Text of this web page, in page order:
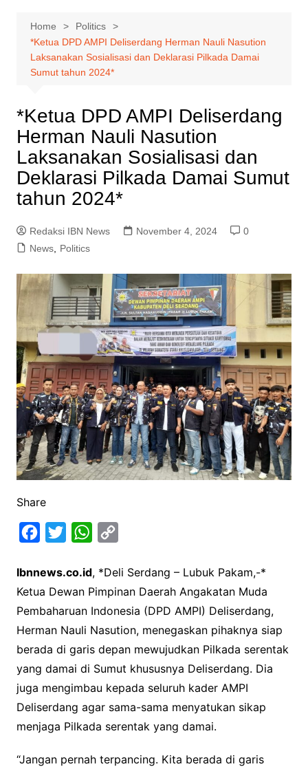
Home
Politics
*Ketua DPD AMPI Deliserdang Herman Nauli Nasution
Laksanakan Sosialisasi dan Deklarasi Pilkada Damai
Sumut tahun 2024*
*Ketua DPD AMPI Deliserdang
Herman Nauli Nasution
Laksanakan Sosialisasi dan
Deklarasi Pilkada Damai Sumut
tahun 2024*
Redaksi IBN News November 4, 2024
0
News, Politics
Share
c
e
b
o
o
k
i
t
t
e
W
a
t
s
A
p
p
p
y
L
i
n
k
Ibnnews.co.id, *Deli Serdang – Lubuk Pakam,-*
Ketua Dewan Pimpinan Daerah Angakatan Muda
Pembaharuan Indonesia (DPD AMPI) Deliserdang,
Herman Nauli Nasution, menegaskan pihaknya siap
berada di garis depan mewujudkan Pilkada serentak
yang damai di Sumut khususnya Deliserdang. Dia
juga mengimbau kepada seluruh kader AMPI
Deliserdang agar sama-sama menyatukan sikap
menjaga Pilkada serentak yang damai.
“Jangan pernah terpancing. Kita berada di garis